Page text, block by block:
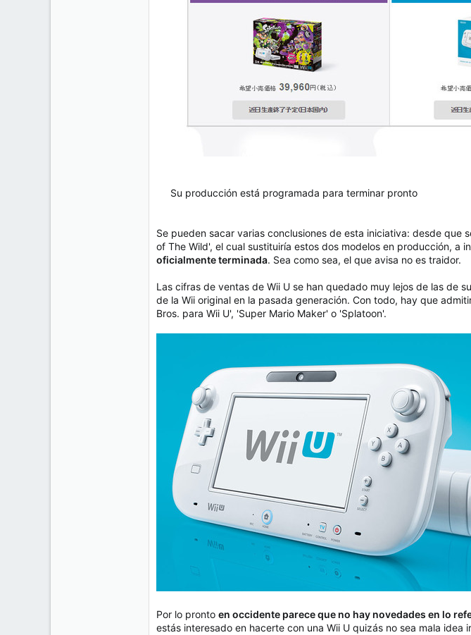
Su producción está programada para terminar pronto
Se pueden sacar varias conclusiones de esta iniciativa: desde
of The Wild', el cual sustituiría estos dos modelos en producción, a
oficialmente terminada. Sea como sea, el que avisa no es traidor.
Las cifras de ventas de Wii U se han quedado muy lejos de las de
de la Wii original en la pasada generación. Con todo, hay que
Bros. para Wii U', 'Super Mario Maker' o 'Splatoon'.
Por lo pronto en occidente parece que no hay novedades en lo
estás interesado en hacerte con una Wii U quizás no sea mala idea